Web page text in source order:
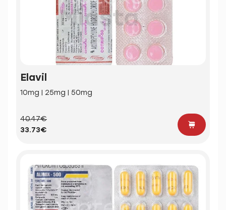
Elavil
10mg | 25mg | 50mg
40.47€
33.73€